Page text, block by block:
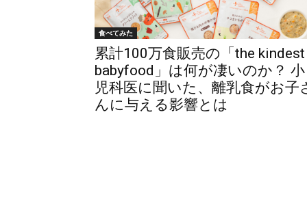
食べてみた
累計100万食販売の「the kindest
babyfood」は何が凄いのか？ 小
児科医に聞いた、離乳食がお子
んに与える影響とは